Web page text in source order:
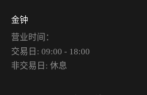
金钟
营业时间：
交易日: 09:00 - 18:00
非交易日: 休息